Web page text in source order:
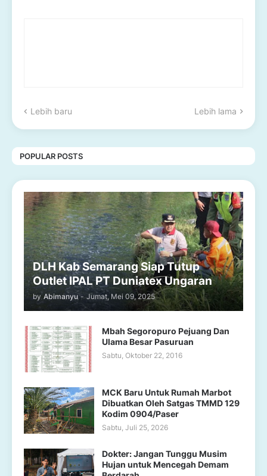
Lebih baru Lebih lama
POPULAR POSTS
DLH Kab Semarang Siap Tutup
Outlet IPAL PT Duniatex Ungaran
by Abimanyu - Jumat, Mei 09, 2025
Mbah Segoropuro Pejuang Dan
Ulama Besar Pasuruan
Sabtu, Oktober 22, 2016
MCK Baru Untuk Rumah Marbot
Dibuatkan Oleh Satgas TMMD 129
Kodim 0904/Paser
Sabtu, Juli 25, 2026
Dokter: Jangan Tunggu Musim
Hujan untuk Mencegah Demam